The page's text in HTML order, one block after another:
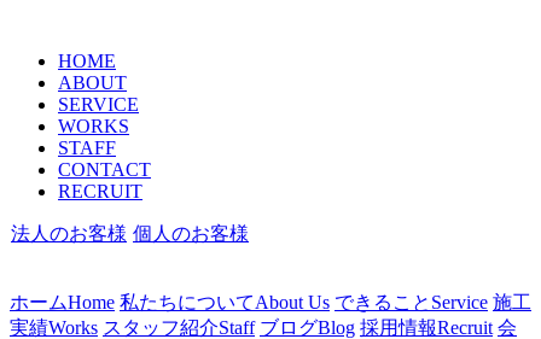
HOME
ABOUT
SERVICE
WORKS
STAFF
CONTACT
RECRUIT
法人のお客様 個人のお客様
ホームHome 私たちについてAbout Us できること Service 施工
実績Works スタッフ紹介Staff ブログBlog 採用情報Recruit 会